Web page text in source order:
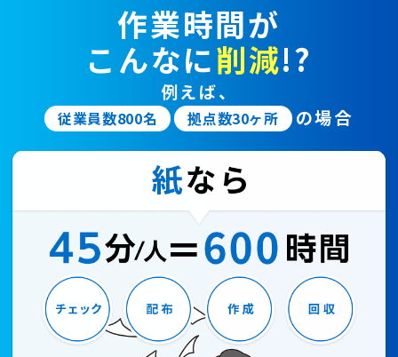
作業時間が
こんなに削減!?
例えば、
従業員数800名 拠点数30ヶ所 の場合